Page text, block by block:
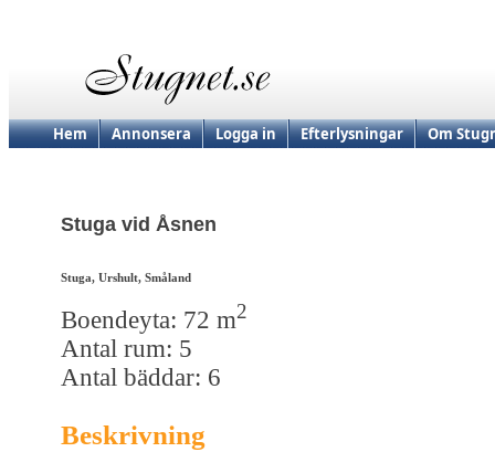
Hem Annonsera Logga in Efterlysningar Om
Stuga vid Åsnen
Stuga, Urshult, Småland
Boendeyta: 72 m2
Antal rum: 5
Antal bäddar: 6
Beskrivning